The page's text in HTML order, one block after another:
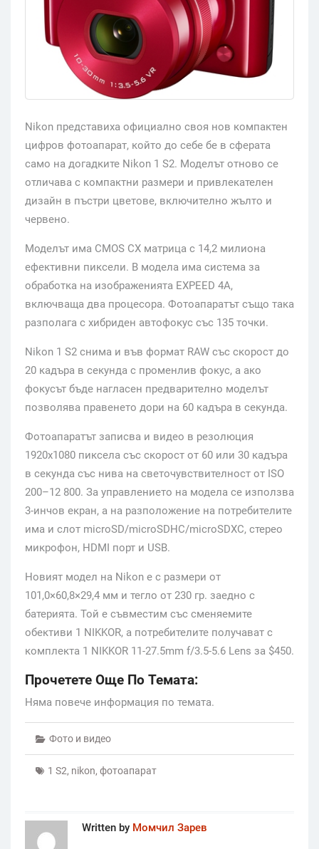
Nikon представиха официално своя нов компактен
цифров фотоапарат, който до себе бе в сферата
само на догадките Nikon 1 S2. Моделът отново се
отличава с компактни размери и привлекателен
дизайн в пъстри цветове, включително жълто и
червено.
Моделът има CMOS CX матрица с 14,2 милиона
ефективни пиксели. В модела има система за
обработка на изображенията EXPEED 4A,
включваща два процесора. Фотоапаратът също така
разполага с хибриден автофокус със 135 точки.
Nikon 1 S2 снима и във формат RAW със скорост до
20 кадъра в секунда с променлив фокус, а ако
фокусът бъде нагласен предварително моделът
позволява правенето дори на 60 кадъра в секунда.
Фотоапаратът записва и видео в резолюция
1920х1080 пиксела със скорост от 60 или 30 кадъра
в секунда със нива на светочувствителност от ISO
200–12 800. За управлението на модела се използва
3-инчов екран, а на разположение на потребителите
има и слот microSD/microSDHC/microSDXC, стерео
микрофон, HDMI порт и USB.
Новият модел на Nikon е с размери от
101,0×60,8×29,4 мм и тегло от 230 гр. заедно с
батерията. Той е съвместим със сменяемите
обективи 1 NIKKOR, а потребителите получават с
комплекта 1 NIKKOR 11-27.5mm f/3.5-5.6 Lens за $450.
Прочетете Още По Темата:
Няма повече информация по темата.
Фото и видео
1 S2, nikon, фотоапарат
Written by Момчил Зарев